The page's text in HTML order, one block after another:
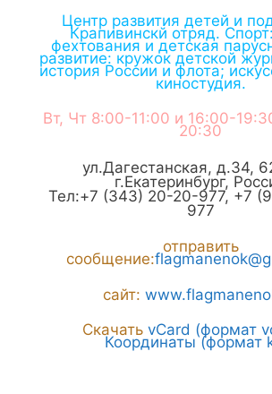
Центр развития детей и
Крапивинскй отряд.
фехтования и детская
развитие: кружок детской
история России и флота;
киностудия.
Вт, Чт 8:00-11:00 и 16:00-
20:30
ул.Дагестанская, д.34,
г.Екатеринбург,
Тел:+7 (343) 20-20-977, +7
977
отправить
сообщение:
сайт:
Скачать vCard (формат
Координаты (формат